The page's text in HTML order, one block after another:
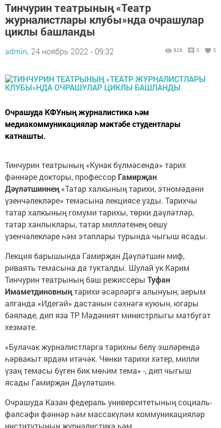
Тинчурин театрының «Театр
журналистлары клубы»нда очрашулар
циклы башланды
admin, 24 ноябрь 2022 - 09:32 826 0 0
Очрашуда КФУның журналистика һәм
медиакоммуникацияләр мәктәбе студентлары
катнашты.
Тинчурин театрының «Кунак бүлмәсендә» тарих
фәннәре докторы, профессор Гамирҗан
Дәүләтшиннең«Татар халкының тарихи, этномәдәни
үзенчәлекләре» темасына лекциясе узды. Тарихчы
татар халкының гомуми тарихы, төрки дәүләтләр,
татар ханлыклары, татар милләтенең оешу
үзенчәлекләре һәм этаплары турында чыгыш ясады.
Лекция барышында Гамирҗан Дәүләтшин миф,
риваять темасына да тукталды. Шулай ук Кәрим
Тинчурин театрының баш режиссеры Туфан
Имаметдиновныңтарихи әсәрләргә алынуын, аерым
алганда «Идегәй» дастанын сәхнәгә куюын, югары
бәяләде, дип яза ТР Мәдәният министрлыгы матбугат
хезмәте.
«Булачак журналистларга тарихны белү эшләрендә
һәрвакыт ярдәм итәчәк. Чөнки тарихи хәтер, милли
үзаң темасы бүген бик мөһим тема» -, дип чыгыш
ясады Гамирҗан Дәүләтшин.
Очрашуда Казан федераль университетының социаль-
фәлсәфи фәннәр һәм массакүләм коммуникацияләр